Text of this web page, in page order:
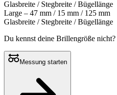
Glasbreite / Stegbreite / Bügellänge
Large – 47 mm / 15 mm / 125 mm
Glasbreite / Stegbreite / Bügellänge
Du kennst deine Brillengröße nicht?
Messung starten